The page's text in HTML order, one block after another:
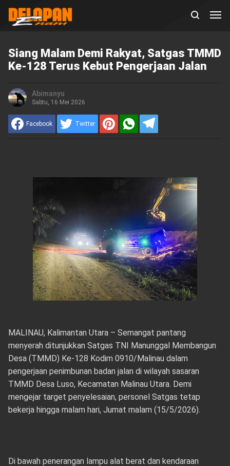
Siang Malam Demi Rakyat, Satgas TMMD
Ke-128 Terus Kebut Pengerjaan Jalan
Abimanyu
Sabtu, 16 Mei 2026
Facebook Twitter
MALINAU, Kalimantan Utara – Semangat pantang
menyerah ditunjukkan Satgas TNI Manunggal Membangun
Desa (TMMD) Ke-128 Kodim 0910/Malinau dalam
pengerjaan penimbunan badan jalan di wilayah sasaran
TMMD Desa Luso, Kecamatan Malinau Utara. Demi
mengejar target penyelesaian, personel Satgas tetap
bekerja hingga malam hari, Jumat malam (15/5/2026).
Di bawah penerangan lampu alat berat dan kendaraan